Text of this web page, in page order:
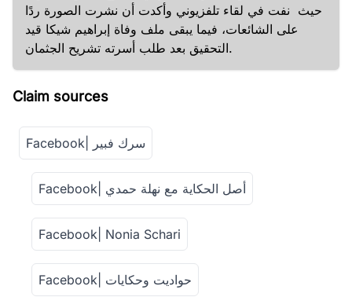
حيث نفت في لقاء تلفزيوني وأكدت أن نشرت الصورة ردًا
على الشائعات، فيما يبقى ملف وفاة إبراهيم شيكا قيد
التحقيق بعد طلب أسرته تشريح الجثمان.
Claim sources
Facebook| سرك فبير
Facebook| أصل الحكاية مع نهلة حمدي
Facebook| Nonia Schari
Facebook| حواديت وحكايات